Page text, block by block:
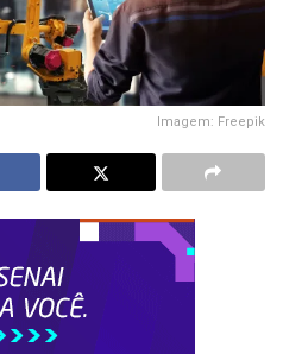
Imagem: Freepik